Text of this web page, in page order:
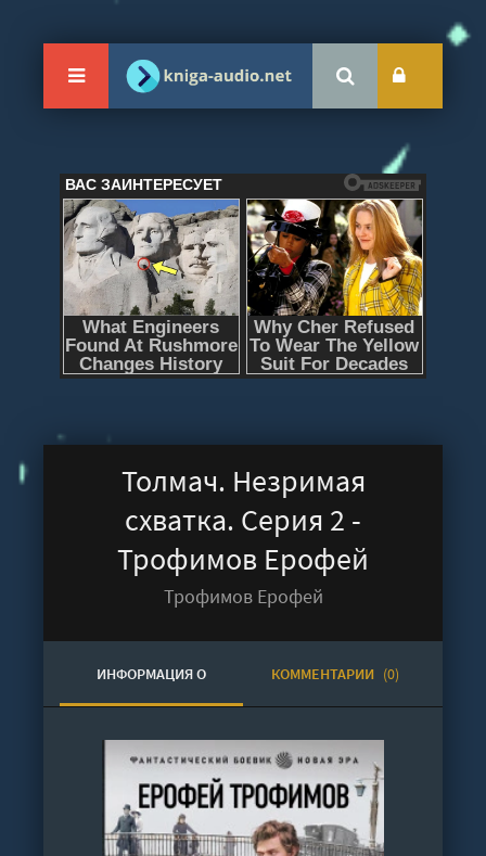
Толмач. Незримая
схватка. Серия 2 -
Трофимов Ерофей
Трофимов Ерофей
ИНФОРМАЦИЯ О
АУДИОКНИГЕ
КОММЕНТАРИИ (0)